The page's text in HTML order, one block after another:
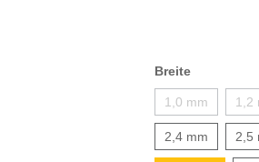
Breite
1,0 mm 1,2
2,4 mm 2,5